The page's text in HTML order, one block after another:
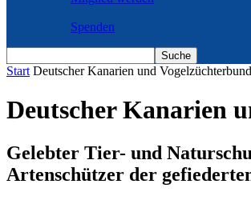
Spenden
Start Deutscher Kanarien und
Deutscher Kanarien
Gelebter Tier- und
Artenschützer der